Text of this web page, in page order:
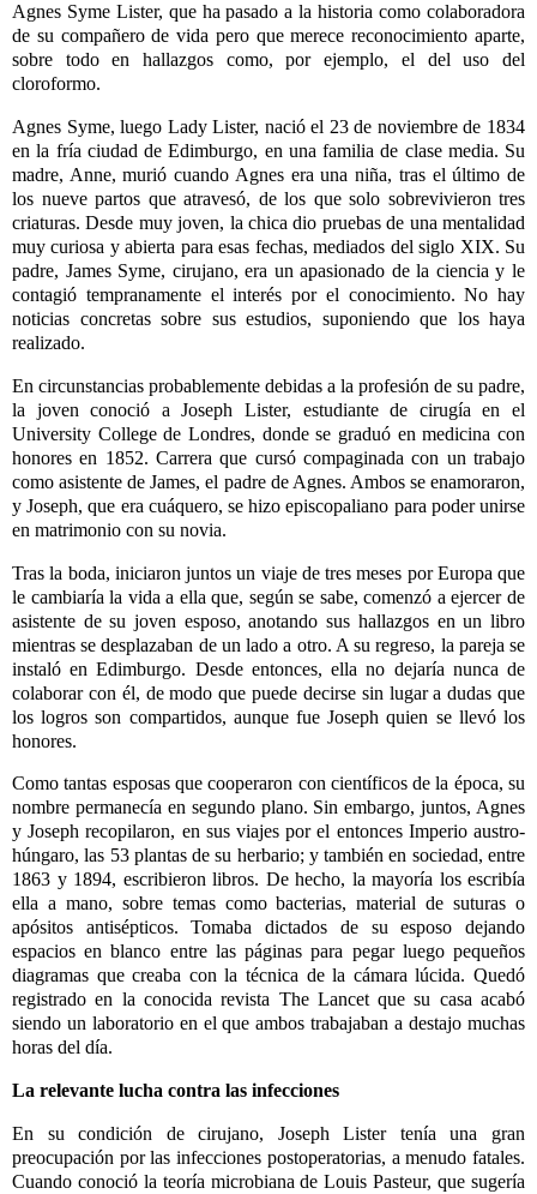
Agnes Syme Lister, que ha pasado a la historia como colaboradora
de su compañero de vida pero que merece reconocimiento aparte,
sobre todo en hallazgos como, por ejemplo, el del uso del
cloroformo.
Agnes Syme, luego Lady Lister, nació el 23 de noviembre de 1834
en la fría ciudad de Edimburgo, en una familia de clase media. Su
madre, Anne, murió cuando Agnes era una niña, tras el último de
los nueve partos que atravesó, de los que solo sobrevivieron tres
criaturas. Desde muy joven, la chica dio pruebas de una mentalidad
muy curiosa y abierta para esas fechas, mediados del siglo XIX. Su
padre, James Syme, cirujano, era un apasionado de la ciencia y le
contagió tempranamente el interés por el conocimiento. No hay
noticias concretas sobre sus estudios, suponiendo que los haya
realizado.
En circunstancias probablemente debidas a la profesión de su padre,
la joven conoció a Joseph Lister, estudiante de cirugía en el
University College de Londres, donde se graduó en medicina con
honores en 1852. Carrera que cursó compaginada con un trabajo
como asistente de James, el padre de Agnes. Ambos se enamoraron,
y Joseph, que era cuáquero, se hizo episcopaliano para poder unirse
en matrimonio con su novia.
Tras la boda, iniciaron juntos un viaje de tres meses por Europa que
le cambiaría la vida a ella que, según se sabe, comenzó a ejercer de
asistente de su joven esposo, anotando sus hallazgos en un libro
mientras se desplazaban de un lado a otro. A su regreso, la pareja se
instaló en Edimburgo. Desde entonces, ella no dejaría nunca de
colaborar con él, de modo que puede decirse sin lugar a dudas que
los logros son compartidos, aunque fue Joseph quien se llevó los
honores.
Como tantas esposas que cooperaron con científicos de la época, su
nombre permanecía en segundo plano. Sin embargo, juntos, Agnes
y Joseph recopilaron, en sus viajes por el entonces Imperio austro-
húngaro, las 53 plantas de su herbario; y también en sociedad, entre
1863 y 1894, escribieron libros. De hecho, la mayoría los escribía
ella a mano, sobre temas como bacterias, material de suturas o
apósitos antisépticos. Tomaba dictados de su esposo dejando
espacios en blanco entre las páginas para pegar luego pequeños
diagramas que creaba con la técnica de la cámara lúcida. Quedó
registrado en la conocida revista The Lancet que su casa acabó
siendo un laboratorio en el que ambos trabajaban a destajo muchas
horas del día.
La relevante lucha contra las infecciones
En su condición de cirujano, Joseph Lister tenía una gran
preocupación por las infecciones postoperatorias, a menudo fatales.
Cuando conoció la teoría microbiana de Louis Pasteur, que sugería